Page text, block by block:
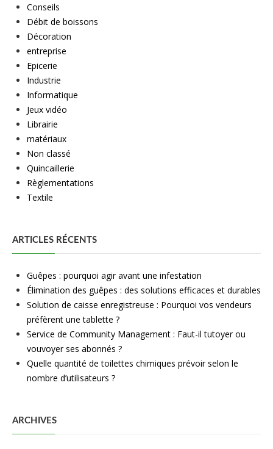
Conseils
Débit de boissons
Décoration
entreprise
Epicerie
Industrie
Informatique
Jeux vidéo
Librairie
matériaux
Non classé
Quincaillerie
Règlementations
Textile
ARTICLES RÉCENTS
Guêpes : pourquoi agir avant une infestation
Élimination des guêpes : des solutions efficaces et durables
Solution de caisse enregistreuse : Pourquoi vos vendeurs
préfèrent une tablette ?
Service de Community Management : Faut-il tutoyer ou
vouvoyer ses abonnés ?
Quelle quantité de toilettes chimiques prévoir selon le
nombre d’utilisateurs ?
ARCHIVES